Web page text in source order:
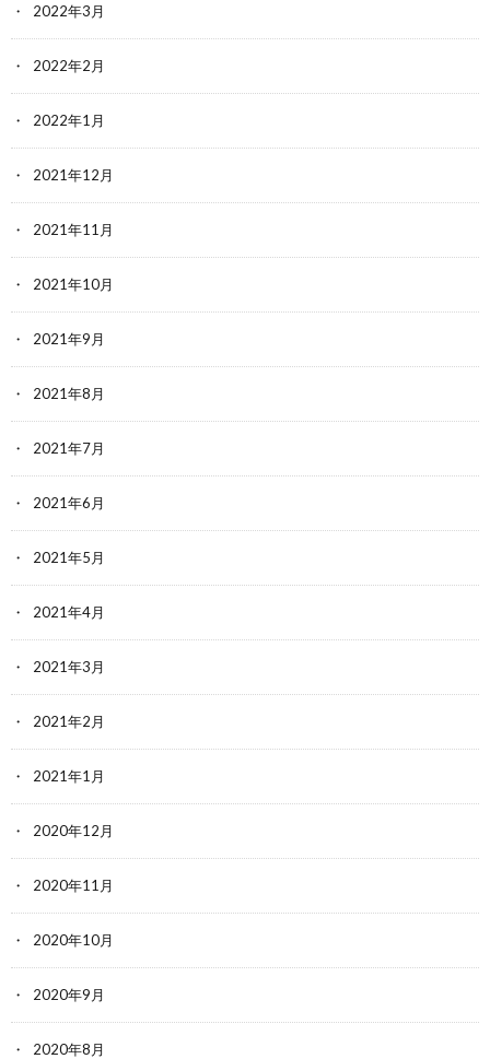
2022年3月
2022年2月
2022年1月
2021年12月
2021年11月
2021年10月
2021年9月
2021年8月
2021年7月
2021年6月
2021年5月
2021年4月
2021年3月
2021年2月
2021年1月
2020年12月
2020年11月
2020年10月
2020年9月
2020年8月